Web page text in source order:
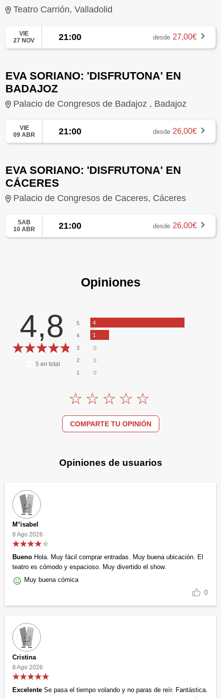
Teatro Carrión, Valladolid
VIE
27 NOV
21:00 desde 27,00€
EVA SORIANO: 'DISFRUTONA' EN
BADAJOZ
Palacio de Congresos de Badajoz , Badajoz
VIE
09 ABR
21:00 desde 26,00€
EVA SORIANO: 'DISFRUTONA' EN
CÁCERES
Palacio de Congresos de Caceres, Cáceres
SAB
10 ABR
21:00 desde 26,00€
Opiniones
4,8
5 en total
5 4
4 1
3 0
2 0
1 0
COMPARTE TU OPINIÓN
Opiniones de usuarios
M°isabel
8 Ago 2026
Bueno Hola. Muy fácil comprar entradas. Muy buena ubicación. El
teatro es cómodo y espacioso. Muy divertido el show.
Muy buena cómica
0
Cristina
8 Ago 2026
Excelente Se pasa el tiempo volando y no paras de reír. Fantástica.